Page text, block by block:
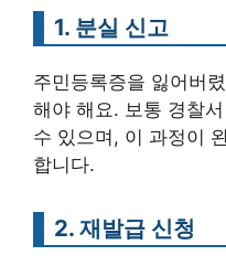
1. 분실 신고
주민등록증을 잃어버
해야 해요. 보통 경찰
수 있으며, 이 과정이
합니다.
2. 재발급 신청